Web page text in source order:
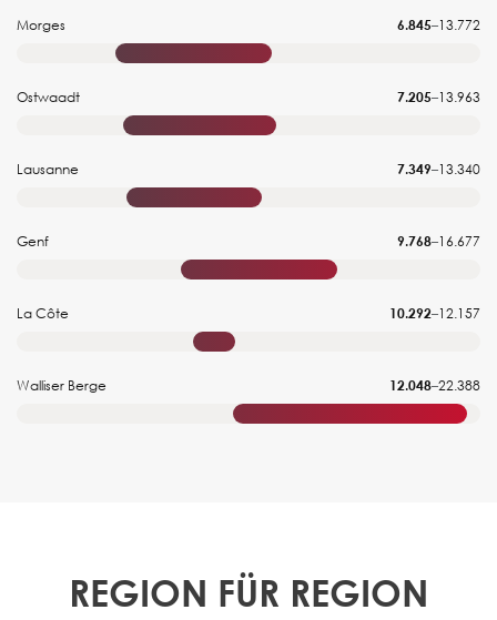
Morges 6.845–13.772
Ostwaadt 7.205–13.963
Lausanne 7.349–13.340
Genf 9.768–16.677
La Côte 10.292–12.157
Walliser Berge 12.048–22.388
REGION FÜR REGION